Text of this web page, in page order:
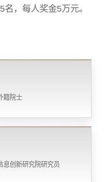
，每人奖金5万元。
籍院士
息创新研究院研究员